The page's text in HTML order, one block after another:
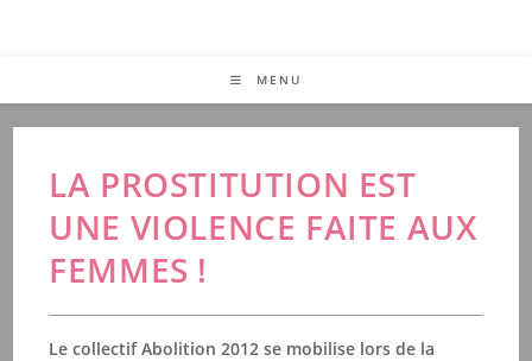
MENU
LA PROSTITUTION EST
UNE VIOLENCE FAITE AUX
FEMMES !
Le collectif Abolition 2012 se mobilise lors de la